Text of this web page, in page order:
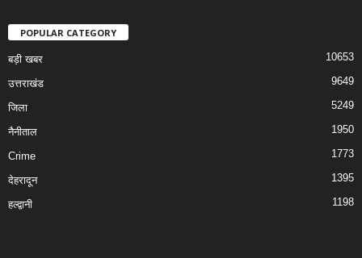
POPULAR CATEGORY
बड़ी खबर 10653
उत्तराखंड 9649
जिला 5249
नैनीताल 1950
Crime 1773
देहरादून 1395
हल्द्वानी 1198